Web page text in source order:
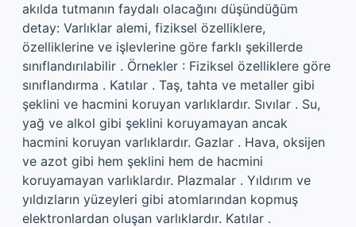
akılda tutmanın faydalı olacağını düşündüğüm
detay: Varlıklar alemi, fiziksel özelliklere,
özelliklerine ve işlevlerine göre farklı şekillerde
sınıflandırılabilir . Örnekler : Fiziksel özelliklere göre
sınıflandırma . Katılar . Taş, tahta ve metaller gibi
şeklini ve hacmini koruyan varlıklardır. Sıvılar . Su,
yağ ve alkol gibi şeklini koruyamayan ancak
hacmini koruyan varlıklardır. Gazlar . Hava, oksijen
ve azot gibi hem şeklini hem de hacmini
koruyamayan varlıklardır. Plazmalar . Yıldırım ve
yıldızların yüzeyleri gibi atomlarından kopmuş
elektronlardan oluşan varlıklardır. Katılar .